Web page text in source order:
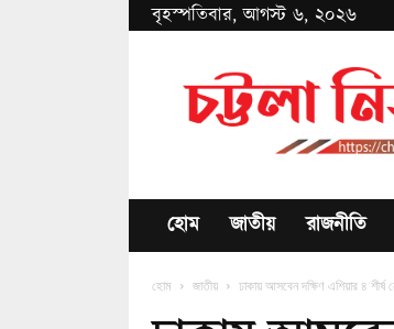
বৃহস্পতিবার, আগস্ট ৬, ২০২৬
Chottala
News
হোম জাতীয় রাজনীতি
হোম জাতীয় ঢাকায় আসবেন দক্ষিণ এশিয়ার ৪ শীর্ষ